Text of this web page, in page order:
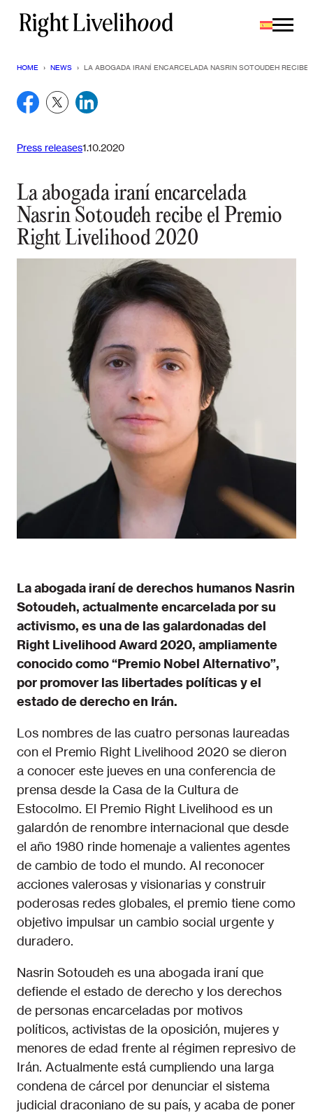
Saltar
HOME › NEWS › LA ABOGADA IRANÍ ENCARCELADA NASRIN SOTOUDEH
Press releases1.10.2020
La abogada iraní encarcelada
Nasrin Sotoudeh recibe el Premio
Right Livelihood 2020
La abogada iraní de derechos humanos Nasrin
Sotoudeh, actualmente encarcelada por su
activismo, es una de las galardonadas del
Right Livelihood Award 2020, ampliamente
conocido como “Premio Nobel Alternativo”,
por promover las libertades políticas y el
estado de derecho en Irán.
Los nombres de las cuatro personas laureadas
con el Premio Right Livelihood 2020 se dieron
a conocer este jueves en una conferencia de
prensa desde la Casa de la Cultura de
Estocolmo. El Premio Right Livelihood es un
galardón de renombre internacional que desde
el año 1980 rinde homenaje a valientes agentes
de cambio de todo el mundo. Al reconocer
acciones valerosas y visionarias y construir
poderosas redes globales, el premio tiene como
objetivo impulsar un cambio social urgente y
duradero.
Nasrin Sotoudeh es una abogada iraní que
defiende el estado de derecho y los derechos
de personas encarceladas por motivos
políticos, activistas de la oposición, mujeres y
menores de edad frente al régimen represivo de
Irán. Actualmente está cumpliendo una larga
condena de cárcel por denunciar el sistema
judicial draconiano de su país, y acaba de poner